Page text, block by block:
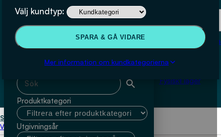
Välj kundtyp:
SPARA & GÅ VIDARE
Mer information om kundkategorierna
Beställning och kontakt
Om
Köpvillkor
Fysiskt lager
Start VA SYD; Marinette Hagman
Välj kundtyp
Sök & filtrera
Sök med fritext
Produktkategori
Utgivningsår